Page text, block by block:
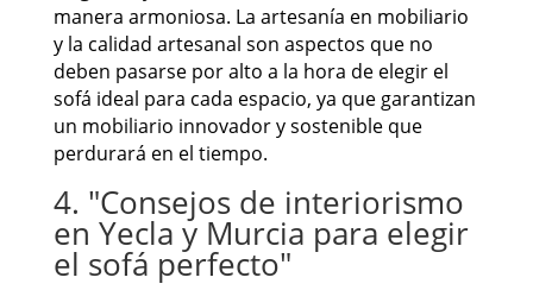
manera armoniosa. La artesanía en mobiliario
y la calidad artesanal son aspectos que no
deben pasarse por alto a la hora de elegir el
sofá ideal para cada espacio, ya que garantizan
un mobiliario innovador y sostenible que
perdurará en el tiempo.
4. "Consejos de interiorismo
en Yecla y Murcia para elegir
el sofá perfecto"